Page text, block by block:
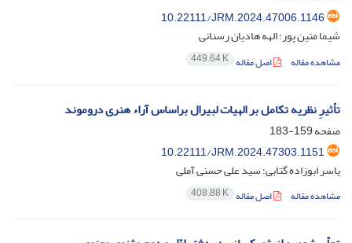
10.22111/JRM.2024.47006.1146
شیما متین پور؛ الهه هادیان رسنانی
مشاهده مقاله اصل مقاله 449.64 K
تأثیرِ نظریه تکامل بر الهیات لبیرال براساس آراء هنری دروموند
صفحه159-183
10.22111/JRM.2024.47303.1151
یاسر ابوزاده گتابی؛ سید علی حسنی آملی
مشاهده مقاله اصل مقاله 408.88 K